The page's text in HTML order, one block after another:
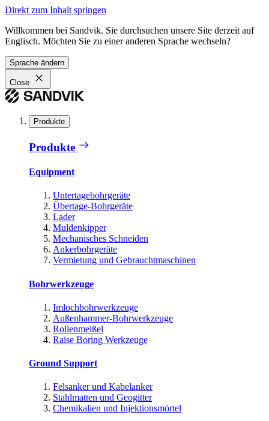
Direkt zum Inhalt springen
Willkommen bei Sandvik. Sie durchsuchen unsere Site derzeit auf
Englisch. Möchten Sie zu einer anderen Sprache wechseln?
Sprache ändern
Close
Produkte
Produkte
Equipment
Untertagebohrgeräte
Übertage-Bohrgeräte
Lader
Muldenkipper
Mechanisches Schneiden
Ankerbohrgeräte
Vermietung und Gebrauchtmaschinen
Bohrwerkzeuge
Imlochbohrwerkzeuge
Außenhammer-Bohrwerkzeuge
Rollenmeißel
Raise Boring Werkzeuge
Ground Support
Felsanker und Kabelanker
Stahlmatten und Geogitter
Chemikalien und Injektionsmörtel